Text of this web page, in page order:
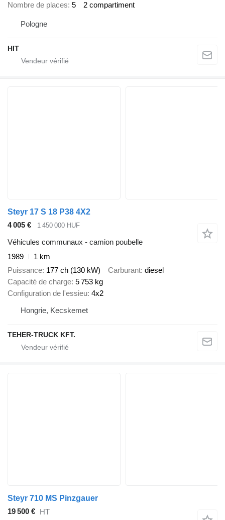
Nombre de places 5 2 compartiment
Pologne
HIT
Steyr 17 S 18 P38 4X2
4 005 €
1 450 000 HUF
Véhicules communaux - camion poubelle
1989
1 km
Puissance 177 ch (130 kW) Carburant diesel
Capacité de charge 5 753 kg
Configuration de l'essieu 4x2
Hongrie, Kecskemet
TEHER-TRUCK KFT.
Steyr 710 MS Pinzgauer
19 500 € HT